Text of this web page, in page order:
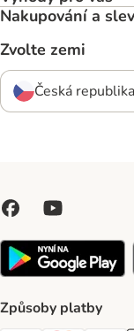
Nakupování a
Zvolte zemi
Česká
Způsoby platby